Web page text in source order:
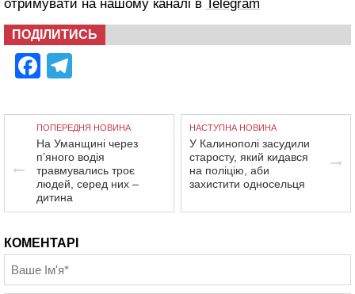
отримувати на нашому каналі в Telegram
ПОДІЛИТИСЬ
Facebook
ПОПЕРЕДНЯ НОВИНА
На Уманщині через
п’яного водія
травмувались троє
людей, серед них –
дитина
НАСТУПНА НОВИНА
У Калинополі засудили
старосту, який кидався
на поліцію, аби
захистити односельця
КОМЕНТАРІ